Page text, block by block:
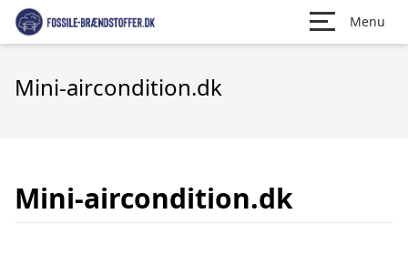
Menu
Mini-aircondition.dk
Mini-aircondition.dk